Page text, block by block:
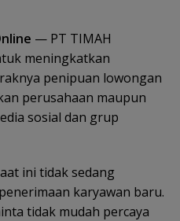
— PT TIMAH
meningkatkan
penipuan lowongan
perusahaan maupun
sosial dan grup
ini tidak sedang
karyawan baru.
tidak mudah percaya